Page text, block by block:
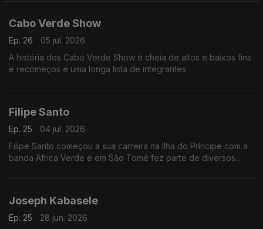
Cabo Verde Show
Ep. 26
05 jul. 2026
A história dos Cabo Verde Show é cheia de altos e baixos fins
e recomeços e uma longa lista de integrantes
Filipe Santo
Ep. 25
04 jul. 2026
Filipe Santo começou a sua carreira na Ilha do Príncipe com a
banda Africa Verde e em São Tomé fez parte de diversos
Joseph Kabasele
Ep. 25
28 jun. 2026